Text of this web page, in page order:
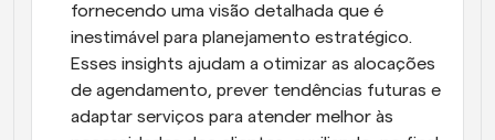
fornecendo uma visão detalhada que é
inestimável para planejamento estratégico.
Esses insights ajudam a otimizar as alocações
de agendamento, prever tendências futuras e
adaptar serviços para atender melhor às